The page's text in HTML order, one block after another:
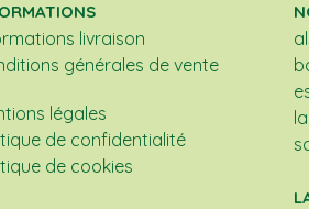
livraison
générales de vente
légales
de confidentialité
de cookies